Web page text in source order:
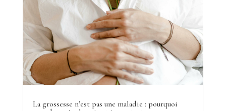
La grossesse n’est pas une maladie : pourquoi